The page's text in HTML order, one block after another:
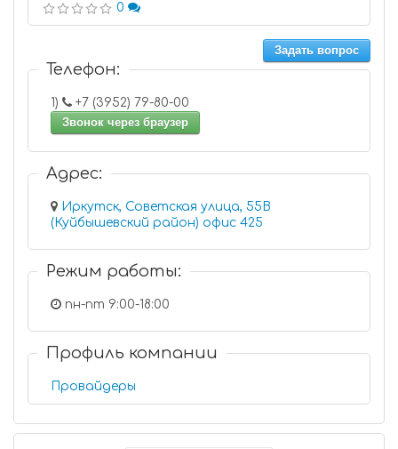
0
Задать вопрос
Телефон:
1)
+7 (3952) 79-80-00
Звонок через браузер
Адрес:
Иркутск, Советская улица, 55В
(Куйбышевский район) офис 425
Режим работы:
пн-пт 9:00-18:00
Профиль компании
Провайдеры